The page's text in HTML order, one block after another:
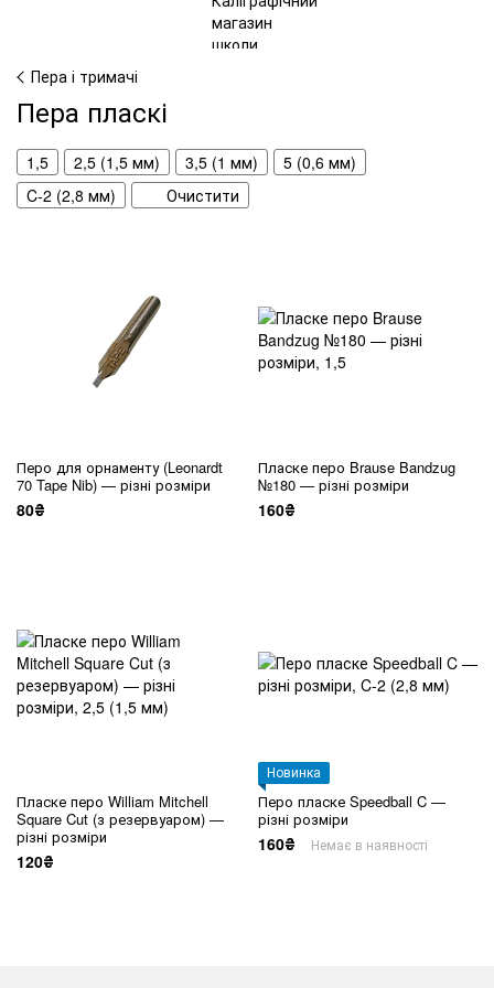
Пера і тримачі
Пера пласкі
1,5 2,5 (1,5 мм) 3,5 (1 мм)
5 (0,6 мм)
C-2 (2,8 мм)
Очистити
Перо для орнаменту (Leonardt
70 Tape Nib) — різні розміри
80₴
Пласке перо Brause Bandzug
№180 — різні розміри
160₴
Пласке перо William Mitchell
Square Cut (з резервуаром) —
різні розміри
120₴
Новинка
Перо пласке Speedball C —
різні розміри
160₴ Немає в наявності